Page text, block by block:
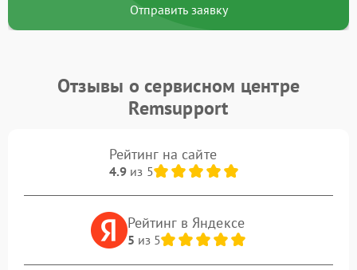
Отправить заявку
Отзывы о сервисном центре
Remsupport
Рейтинг на сайте
4.9из 5
Рейтинг в Яндексе
5 из 5